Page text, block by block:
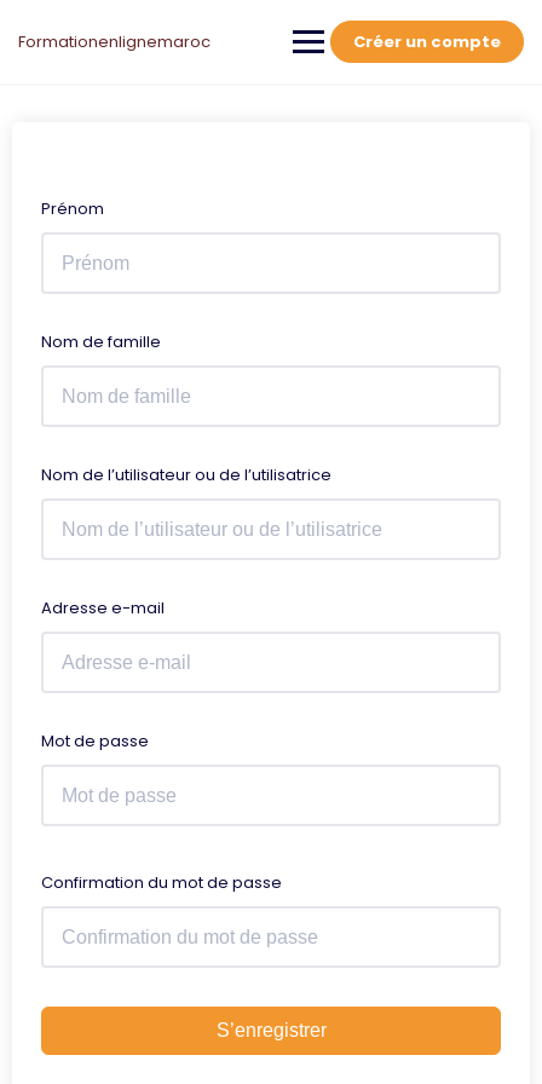
Formationenlignemaroc Créer un compte
Prénom
Nom de famille
Nom de l’utilisateur ou de l’utilisatrice
Adresse e-mail
Mot de passe
Confirmation du mot de passe
S’enregistrer